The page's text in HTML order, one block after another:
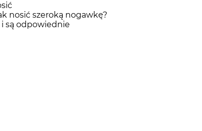
nosić szeroką nogawkę?
są odpowiednie